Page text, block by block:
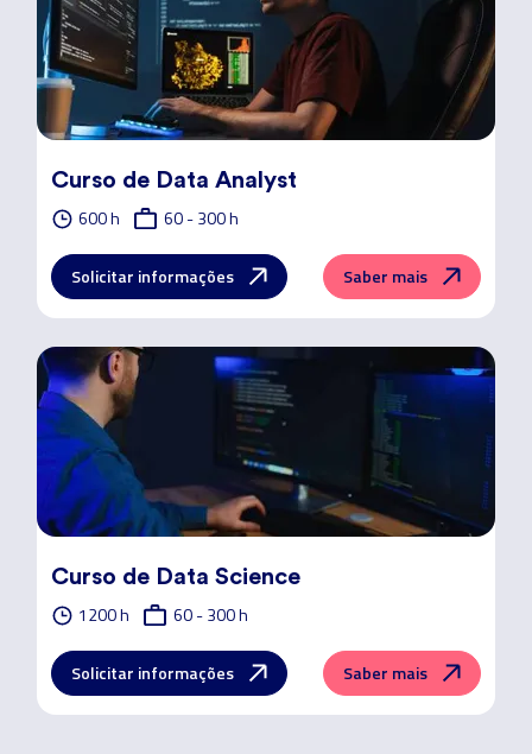
Curso de Data Analyst
600 h 60 - 300 h
Solicitar informações Saber mais
Curso de Data Science
1200 h 60 - 300 h
Solicitar informações Saber mais